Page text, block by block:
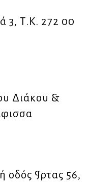
3, Τ.Κ. 272 00
Διάκου &
οδός ¶ρτας 56,